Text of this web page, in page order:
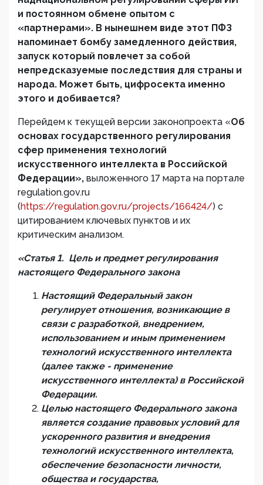
и постоянном обмене опытом с
«партнерами». В нынешнем виде этот ПФЗ
напоминает бомбу замедленного действия,
запуск который повлечет за собой
непредсказуемые последствия для страны и
народа. Может быть, цифросекта именно
этого и добивается?
Перейдем к текущей версии законопроекта «Об
основах государственного регулирования
сфер применения технологий
искусственного интеллекта в Российской
Федерации», выложенного 17 марта на портале
regulation.gov.ru
(https://regulation.gov.ru/projects/166424/) с
цитированием ключевых пунктов и их
критическим анализом.
«Статья 1. Цель и предмет регулирования
настоящего Федерального закона
Настоящий Федеральный закон
регулирует отношения, возникающие в
связи с разработкой, внедрением,
использованием и иным применением
технологий искусственного интеллекта
(далее также - применение
искусственного интеллекта) в Российской
Федерации.
Целью настоящего Федерального закона
является создание правовых условий для
ускоренного развития и внедрения
технологий искусственного интеллекта,
обеспечение безопасности личности,
общества и государства,